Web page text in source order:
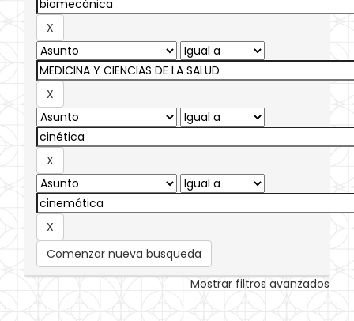
Comenzar nueva busqueda
Mostrar filtros avanzados